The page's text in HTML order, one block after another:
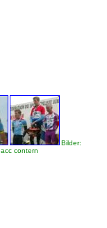
Bilder:
acc contern